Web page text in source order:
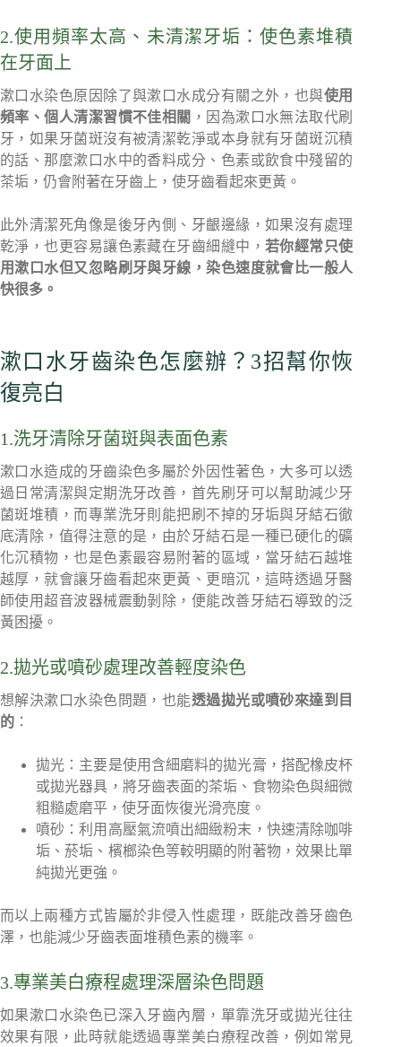
2.使用頻率太高、未清潔牙垢：使色素堆積
在牙面上
漱口水染色原因除了與漱口水成分有關之外，也與使用
頻率、個人清潔習慣不佳相關 ，因為漱口水無法取代刷
牙，如果牙菌斑沒有被清潔乾淨或本身就有牙菌斑沉積
的話、那麼漱口水中的香料成分、色素或飲食中殘留的
茶垢，仍會附著在牙齒上，使牙齒看起來更黃。
此外清潔死角像是後牙內側、牙齦邊緣，如果沒有處理
乾淨，也更容易讓色素藏在牙齒細縫中，若你經常只使
用漱口水但又忽略刷牙與牙線，染色速度就會比一般人
快很多。
漱口水牙齒染色怎麼辦？3招幫你恢
復亮白
1.洗牙清除牙菌斑與表面色素
漱口水造成的牙齒染色多屬於外因性著色，大多可以透
過日常清潔與定期洗牙改善，首先刷牙可以幫助減少牙
菌斑堆積，而專業洗牙則能把刷不掉的牙垢與牙結石徹
底清除，值得注意的是，由於牙結石是一種已硬化的礦
化沉積物，也是色素最容易附著的區域，當牙結石越堆
越厚，就會讓牙齒看起來更黃、更暗沉，這時透過牙醫
師使用超音波器械震動剝除，便能改善牙結石導致的泛
黃困擾。
2.拋光或噴砂處理改善輕度染色
想解決漱口水染色問題，也能透過拋光或噴砂來達到目
的 ：
拋光：主要是使用含細磨料的拋光膏，搭配橡皮杯
或拋光器具，將牙齒表面的茶垢、食物染色與細微
粗糙處磨平，使牙面恢復光滑亮度。
噴砂：利用高壓氣流噴出細緻粉末，快速清除咖啡
垢、菸垢、檳榔染色等較明顯的附著物，效果比單
純拋光更強。
而以上兩種方式皆屬於非侵入性處理，既能改善牙齒色
澤，也能減少牙齒表面堆積色素的機率。
3.專業美白療程處理深層染色問題
如果漱口水染色已深入牙齒內層，單靠洗牙或拋光往往
效果有限，此時就能透過專業美白療程改善，例如常見